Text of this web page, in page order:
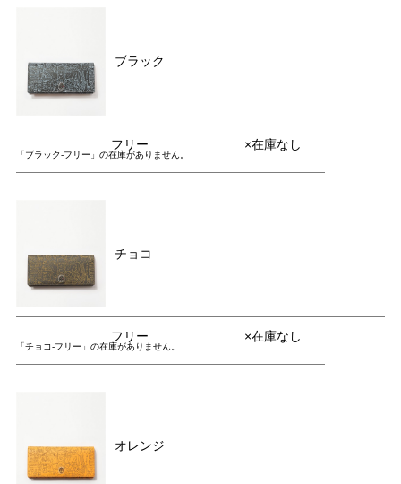
ブラック
フリー ×在庫なし
「ブラック-フリー」の在庫がありません。
チョコ
フリー ×在庫なし
「チョコ-フリー」の在庫がありません。
オレンジ